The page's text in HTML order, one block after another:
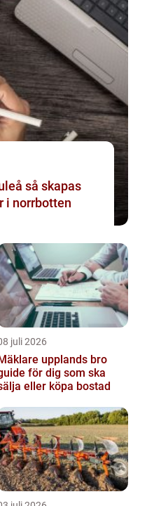
i norrbotten
juli 2026
upplands bro
för dig som ska
eller köpa bostad